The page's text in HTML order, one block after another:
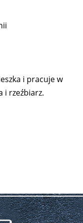
i pracuje w
i rzeźbiarz.